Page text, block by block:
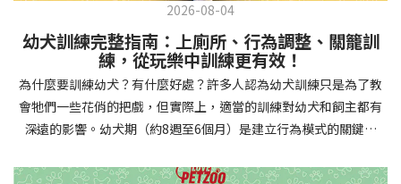
2026-08-04
幼犬訓練完整指南：上廁所、行為調整、關籠訓
練，從玩樂中訓練更有效！
為什麼要訓練幼犬？有什麼好處？許多人認為幼犬訓練只是為了教
會牠們一些花俏的把戲，但實際上，適當的訓練對幼犬和飼主都有
深遠的影響。幼犬期（約8週至6個月）是建立行為模式的關鍵時
的行為問題，並建立人犬間的健康關係。 建立安全健康的生活環境